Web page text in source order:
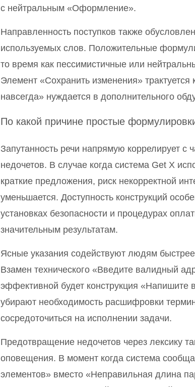
с нейтральным «Оформление».
Направленность поступков также
используемых слов. Положительные
то время как пессимистичные или
Элемент «Сохранить изменения»
навсегда» нуждается в дополнительного
По какой причине простые
Запутанность речи напрямую коррелирует с
недочетов. В случае когда система Get X
краткие предложения, риск некорректной
уменьшается. Доступность конструкций
установках безопасности и процедурах
значительным результатам.
Ясные указания содействуют людям
Взамен технического «Введите валидный
эффективной будет конструкция
убирают необходимость расшифровки
сосредоточиться на исполнении задачи.
Предотвращение недочетов через лексику
оповещения. В момент когда система
элементов» вместо «Неправильная длина